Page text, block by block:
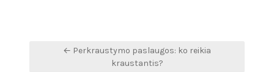
Navigacija← Perkraustymo paslaugos: ko reikia
kraustantis?